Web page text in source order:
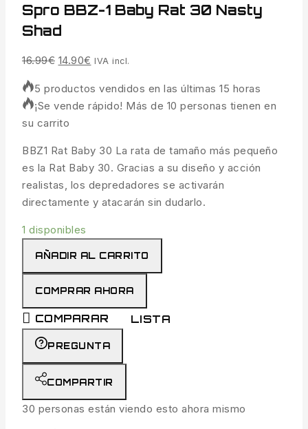
Spro BBZ-1 Baby Rat 30 Nasty
Shad
16.99€ 14.90€ IVA incl.
5 productos vendidos en las últimas 15 horas
¡Se vende rápido! Más de 10 personas tienen en
su carrito
BBZ1 Rat Baby 30 La rata de tamaño más pequeño
es la Rat Baby 30. Gracias a su diseño y acción
realistas, los depredadores se activarán
directamente y atacarán sin dudarlo.
1 disponibles
AÑADIR AL CARRITO
COMPRAR AHORA
COMPARAR LISTA
PREGUNTA
COMPARTIR
30 personas están viendo esto ahora mismo